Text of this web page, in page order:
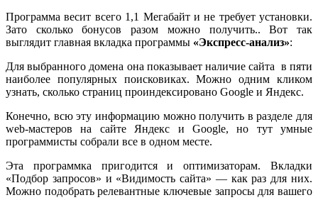
Программа весит всего 1,1 Мегабайт и не требует установки.
Зато сколько бонусов разом можно получить.. Вот так
выглядит главная вкладка программы «Экспресс-анализ»:
Для выбранного домена она показывает наличие сайта в пяти
наиболее популярных поисковиках. Можно одним кликом
узнать, сколько страниц проиндексировано Google и Яндекс.
Конечно, всю эту информацию можно получить в разделе для
web-мастеров на сайте Яндекс и Google, но тут умные
программисты собрали все в одном месте.
Эта программка пригодится и оптимизаторам. Вкладки
«Подбор запросов» и «Видимость сайта» — как раз для них.
Можно подобрать релевантные ключевые запросы для вашего